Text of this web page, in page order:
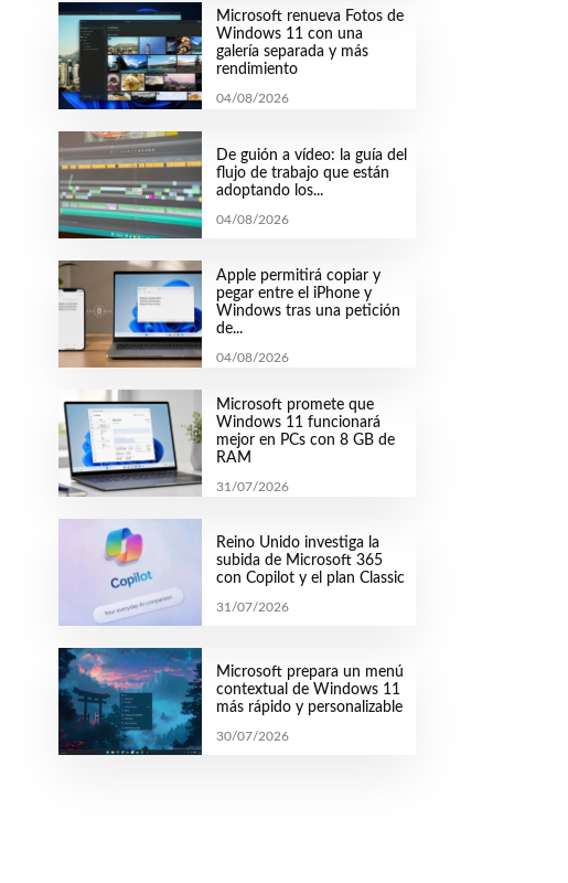
Microsoft renueva Fotos de
Windows 11 con una
galería separada y más
rendimiento
04/08/2026
De guión a vídeo: la guía del
flujo de trabajo que están
adoptando los...
04/08/2026
Apple permitirá copiar y
pegar entre el iPhone y
Windows tras una petición
de...
04/08/2026
Microsoft promete que
Windows 11 funcionará
mejor en PCs con 8 GB de
RAM
31/07/2026
Reino Unido investiga la
subida de Microsoft 365
con Copilot y el plan Classic
31/07/2026
Microsoft prepara un menú
contextual de Windows 11
más rápido y personalizable
30/07/2026